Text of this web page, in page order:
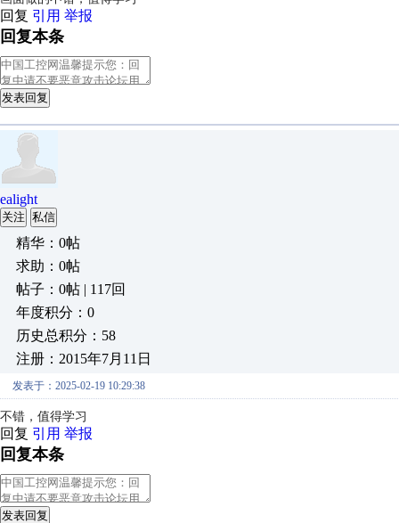
回复 引用 举报
回复本条
发表回复
ealight
关注 私信
精华：0帖
求助：0帖
帖子：0帖 | 117回
年度积分：0
历史总积分：58
注册：2015年7月11日
发表于：2025-02-19 10:29:38
不错，值得学习
回复 引用 举报
回复本条
发表回复